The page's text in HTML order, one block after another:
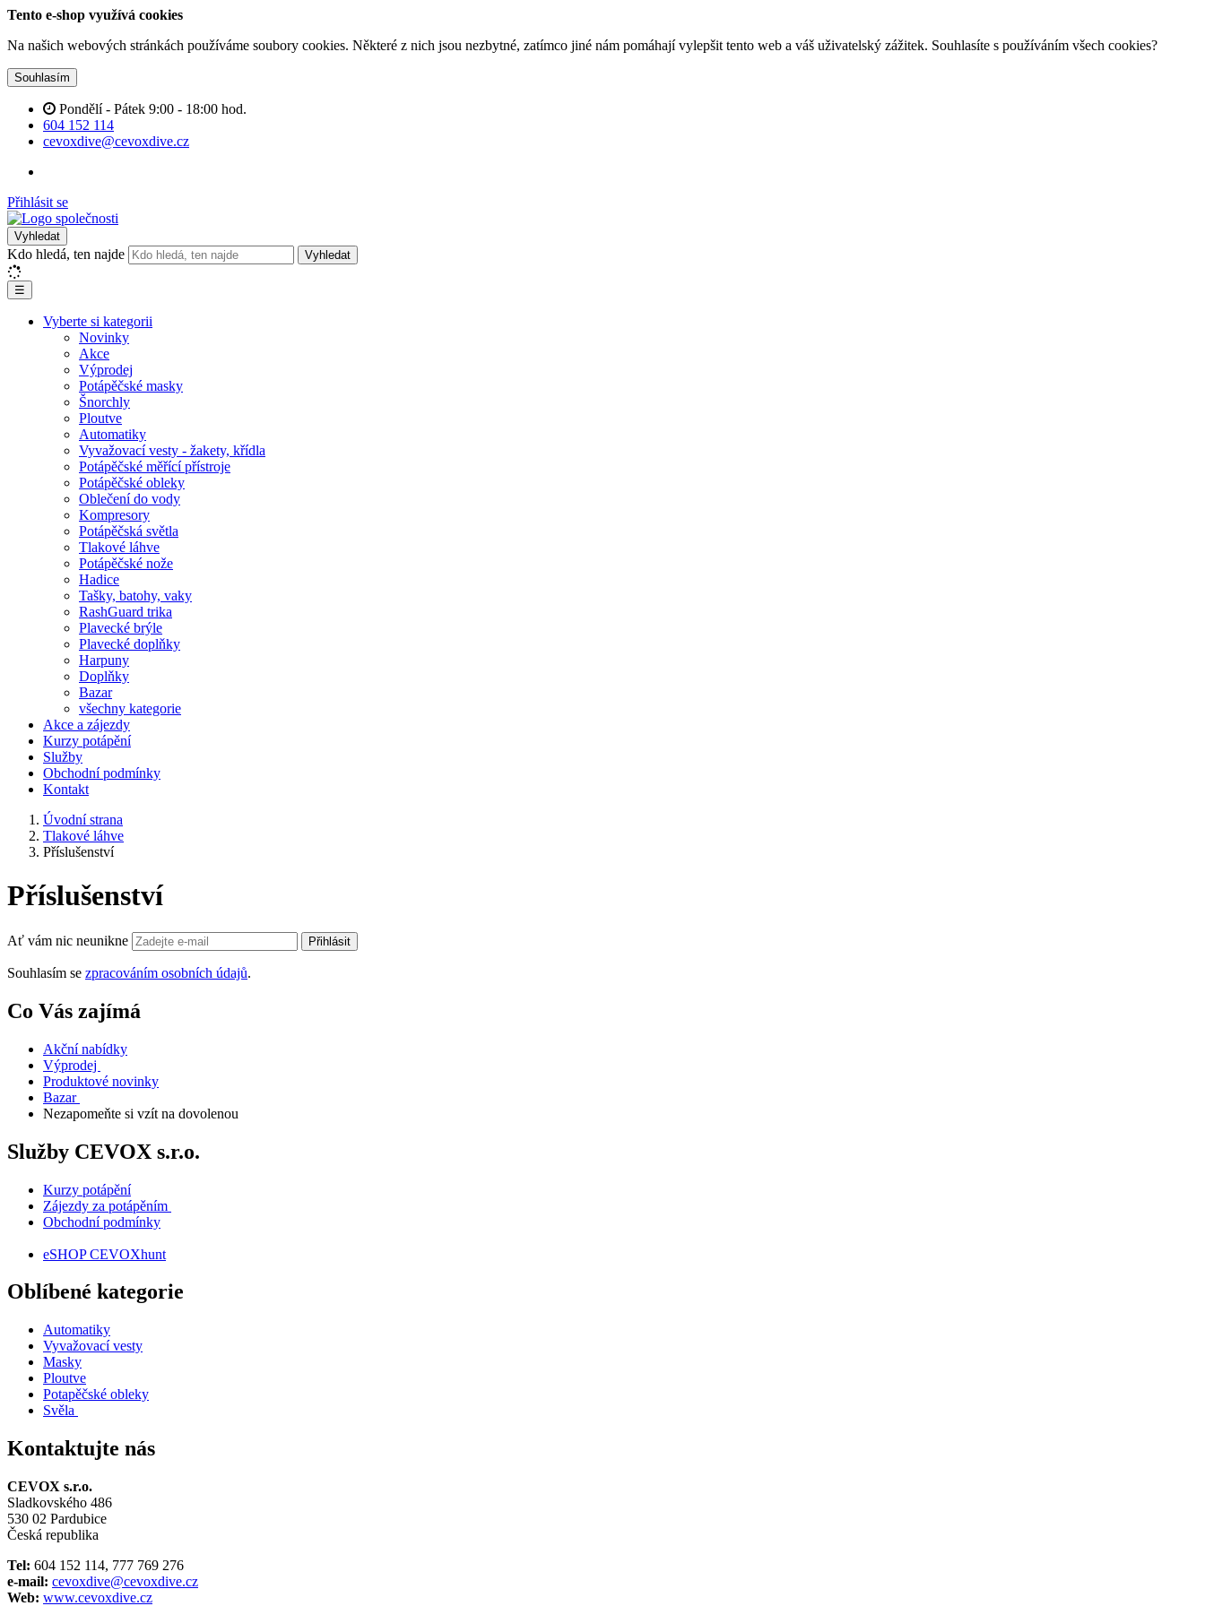
Tento e-shop využívá cookies
Na našich webových stránkách používáme soubory cookies. Některé z nich jsou nezbytné, zatímco jiné nám pomáhají vylepšit tento web a váš uživatelský zážitek. Souhlasíte s používáním všech cookies?
Souhlasím
Pondělí - Pátek 9:00 - 18:00 hod.
604 152 114
cevoxdive@cevoxdive.cz
Přihlásit se
Vyhledat
Kdo hledá, ten najde Vyhledat
☰
Vyberte si kategorii
Novinky
Akce
Výprodej
Potápěčské masky
Šnorchly
Ploutve
Automatiky
Vyvažovací vesty - žakety, křídla
Potápěčské měřící přístroje
Potápěčské obleky
Oblečení do vody
Kompresory
Potápěčská světla
Tlakové láhve
Potápěčské nože
Hadice
Tašky, batohy, vaky
RashGuard trika
Plavecké brýle
Plavecké doplňky
Harpuny
Doplňky
Bazar
všechny kategorie
Akce a zájezdy
Kurzy potápění
Služby
Obchodní podmínky
Kontakt
Úvodní strana
Tlakové láhve
Příslušenství
Příslušenství
Ať vám nic neunikne Přihlásit
Souhlasím se zpracováním osobních údajů.
Co Vás zajímá
Akční nabídky
Výprodej
Produktové novinky
Bazar
Nezapomeňte si vzít na dovolenou
Služby CEVOX s.r.o.
Kurzy potápění
Zájezdy za potápěním
Obchodní podmínky
eSHOP CEVOXhunt
Oblíbené kategorie
Automatiky
Vyvažovací vesty
Masky
Ploutve
Potapěčské obleky
Svěla
Kontaktujte nás
CEVOX s.r.o.
Sladkovského 486
530 02 Pardubice
Česká republika
Tel: 604 152 114, 777 769 276
e-mail: cevoxdive@cevoxdive.cz
Web: www.cevoxdive.cz